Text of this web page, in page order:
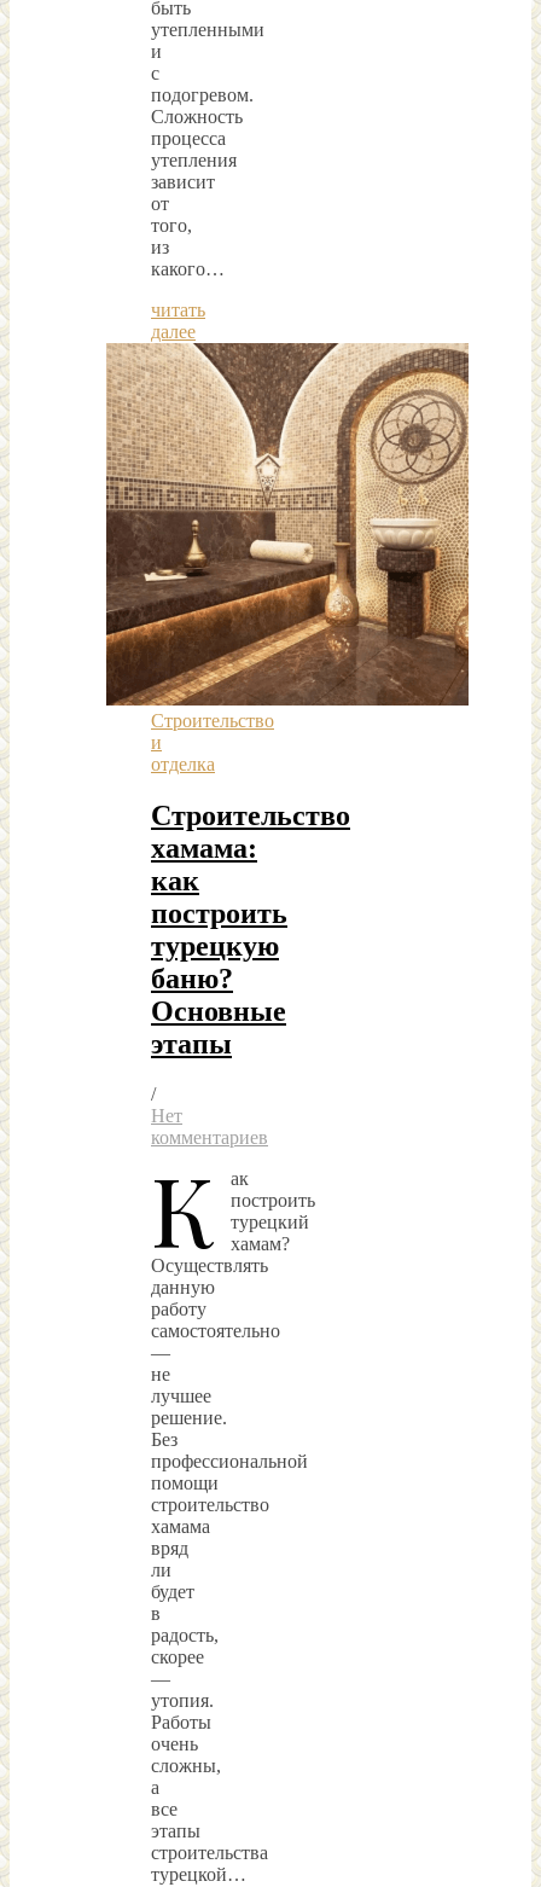
быть
утепленными
и
с
подогревом.
Сложность
процесса
утепления
зависит
от
того,
из
какого…
читать
далее
Строительство
и
отделка
Строительство
хамама:
как
построить
турецкую
баню?
Основные
этапы
/
Нет
комментариев
К
ак
построить
турецкий
хамам?
Осуществлять
данную
работу
самостоятельно
—
не
лучшее
решение.
Без
профессиональной
помощи
строительство
хамама
вряд
ли
будет
в
радость,
скорее
—
утопия.
Работы
очень
сложны,
а
все
этапы
строительства
турецкой…